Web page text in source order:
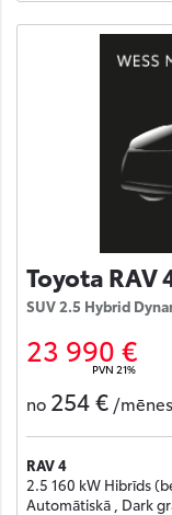
Toyota RAV
SUV 2.5 Hybrid
23 990 €
PVN 21%
no 254 € /
RAV 4
2.5 160 kW Hibrīds
Automātiskā , Dark